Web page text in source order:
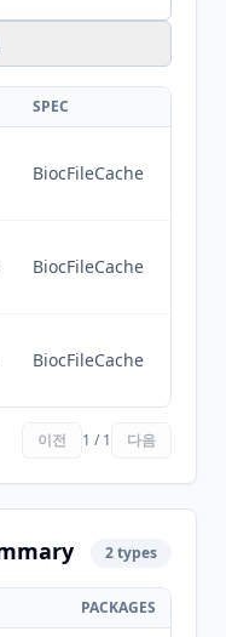
SPEC
BiocFileCache
BiocFileCache
BiocFileCache
이전 1 / 1 다음
2 types
PACKAGES